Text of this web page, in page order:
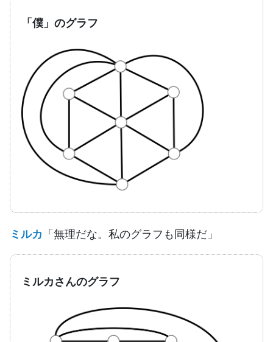
「僕」のグラフ
ミルカ 「無理だな。私のグラフも同様だ」
ミルカさんのグラフ